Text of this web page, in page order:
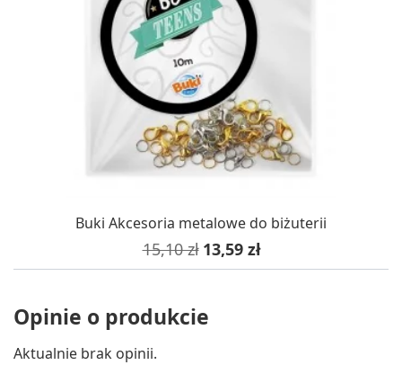
Buki Akcesoria metalowe do biżuterii
Cena podstawowa
15,10 zł Cena
13,59 zł
Opinie o produkcie
Aktualnie brak opinii.